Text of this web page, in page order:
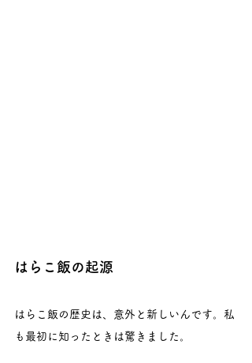
はらこ飯の起源
はらこ飯の歴史は、意外と新しいんです。私
も最初に知ったときは驚きました。